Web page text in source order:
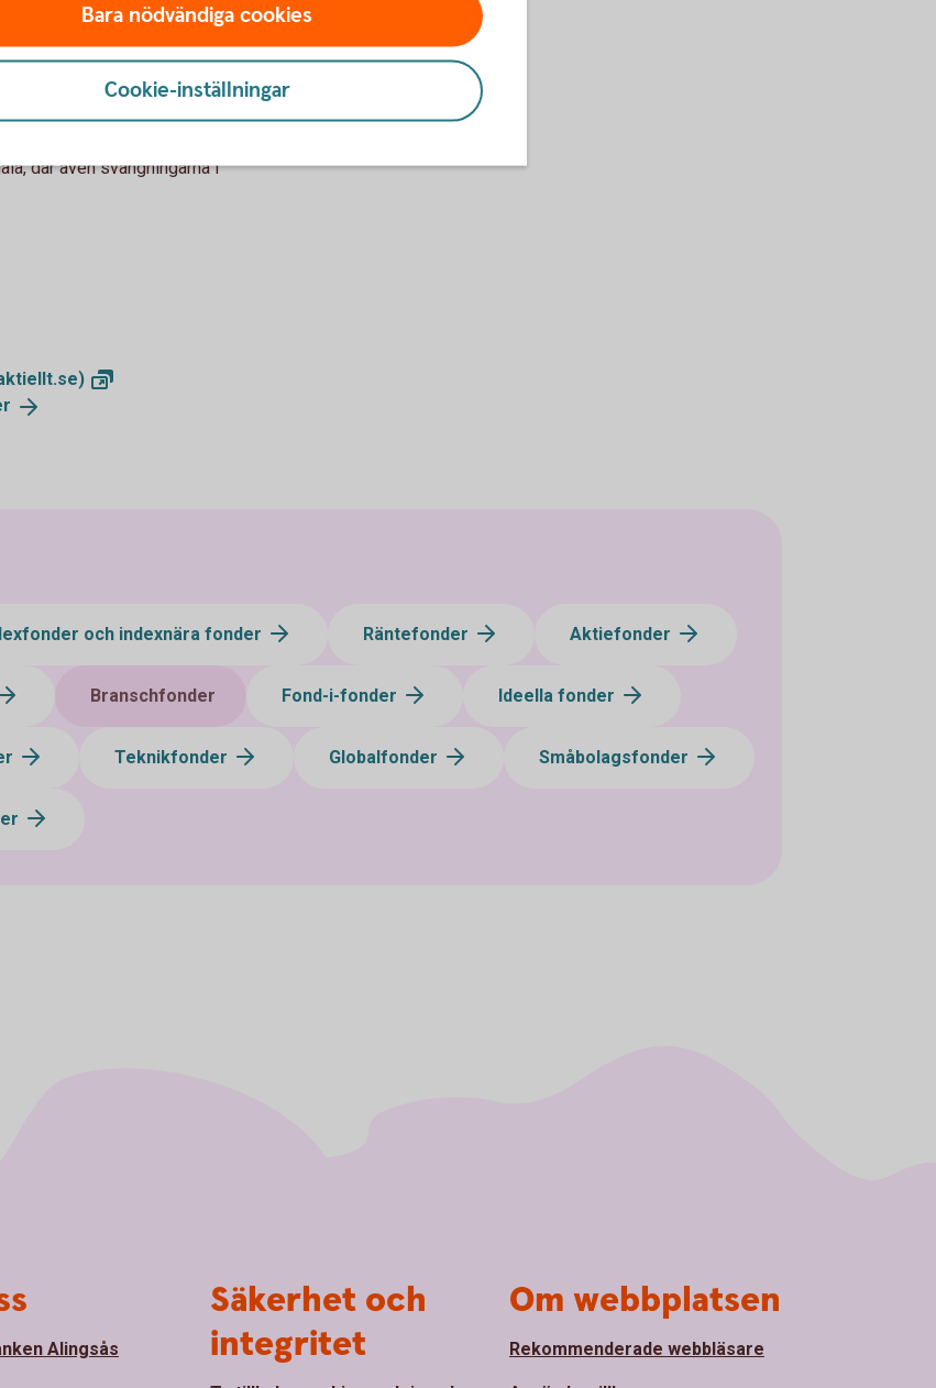
Den förstnämnda kategorin
då en bolagsspecifik händelse inte
De globala branschfonderna
där även svängningarna i
och indexnära fonder Räntefonder Aktiefonder
Branschfonder Fond-i-fonder Ideella fonder
Teknikfonder Globalfonder Småbolagsfonder
Bara nödvändiga cookies
Cookie-inställningar
Alingsås
Säkerhet och
integritet
Om webbplatsen
Rekommenderade webbläsare